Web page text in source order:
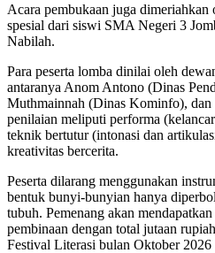
Acara pembukaan juga
spesial dari siswi SMA Negeri 3
Nabilah.
Para peserta lomba dinilai oleh
antaranya Anom Antono (Dinas
Muthmainnah (Dinas Kominfo),
penilaian meliputi performa
teknik bertutur (intonasi dan
kreativitas bercerita.
Peserta dilarang menggunakan
bentuk bunyi-bunyian hanya
tubuh. Pemenang akan
pembinaan dengan total jutaan
Festival Literasi bulan Oktober 2026